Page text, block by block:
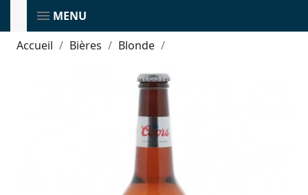
MENU
Accueil
Bières Blonde